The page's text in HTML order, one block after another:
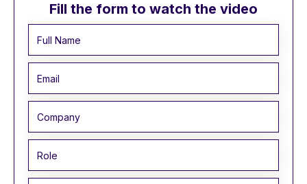
Fill the form to watch the video